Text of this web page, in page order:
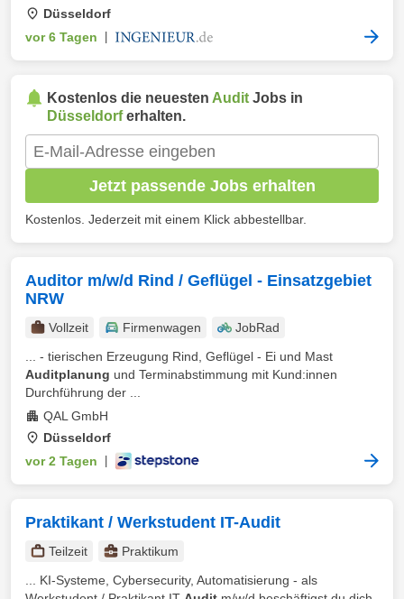
Düsseldorf
vor 6 Tagen
Kostenlos die neuesten Audit Jobs in
Düsseldorferhalten.
Jetzt passende Jobs erhalten
Kostenlos. Jederzeit mit einem Klick abbestellbar.
Auditor m/w/d Rind / Geflügel - Einsatzgebiet
NRW
Vollzeit Firmenwagen
JobRad
... - tierischen Erzeugung Rind, Geflügel - Ei und Mast
Auditplanung und Terminabstimmung mit Kund:innen
Durchführung der ...
QAL GmbH
Düsseldorf
vor 2 Tagen
Praktikant / Werkstudent IT-Audit
Teilzeit
Praktikum
... KI-Systeme, Cybersecurity, Automatisierung - als